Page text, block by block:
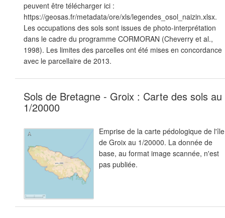
peuvent être télécharger ici :
https://geosas.fr/metadata/ore/xls/legendes_osol_naizin.xlsx.
Les occupations des sols sont issues de photo-interprétation
dans le cadre du programme CORMORAN (Cheverry et al.,
1998). Les limites des parcelles ont été mises en concordance
avec le parcellaire de 2013.
Sols de Bretagne - Groix : Carte des sols au
1/20000
Emprise de la carte pédologique de l'île
de Groix au 1/20000. La donnée de
base, au format image scannée, n'est
pas publiée.